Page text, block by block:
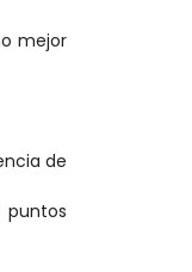
mejor
de
puntos